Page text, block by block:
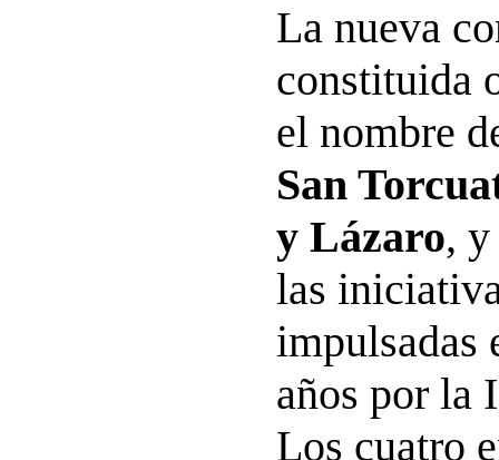
La nueva
constituida
el nombre
San
y Lázaro, y
las
impulsadas
años por la
Los cuatro